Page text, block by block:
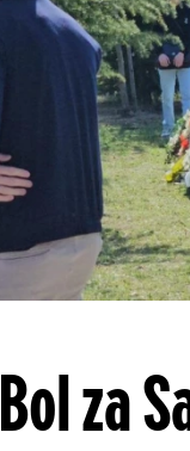
Bol za